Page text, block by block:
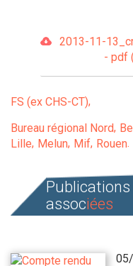
2013-11-
- pdf
FS (ex CHS-CT)
Bureau régional Nord
Lille Melun Mif Rouen
Publications
associées